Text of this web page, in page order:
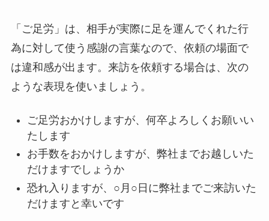
「ご足労」は、相手が実際に足を運んでくれた行
為に対して使う感謝の言葉なので、依頼の場面で
は違和感が出ます。来訪を依頼する場合は、次の
ような表現を使いましょう。
ご足労おかけしますが、何卒よろしくお願いい
たします
お手数をおかけしますが、弊社までお越しいた
だけますでしょうか
恐れ入りますが、○月○日に弊社までご来訪いた
だけますと幸いです